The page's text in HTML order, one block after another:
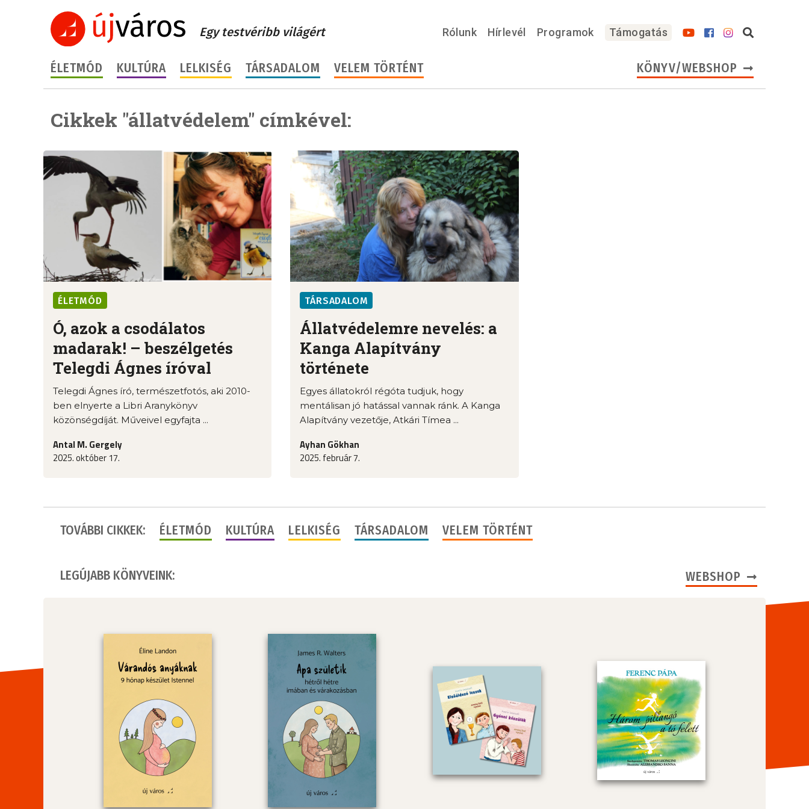
Egy testvéribb világért Rólunk Hírlevél Programok Támogatás
ÉLETMÓD KULTÚRA LELKISÉG TÁRSADALOM VELEM TÖRTÉNT KÖNYV/WEBSHOP
Cikkek "állatvédelem" címkével:
ÉLETMÓD
Ó, azok a csodálatos
madarak! – beszélgetés
Telegdi Ágnes íróval
Telegdi Ágnes író, természetfotós, aki 2010-
ben elnyerte a Libri Aranykönyv
közönségdíját. Műveivel egyfajta ...
Antal M. Gergely
2025. október 17.
TÁRSADALOM
Állatvédelemre nevelés: a
Kanga Alapítvány
története
Egyes állatokról régóta tudjuk, hogy
mentálisan jó hatással vannak ránk. A Kanga
Alapítvány vezetője, Atkári Tímea ...
Ayhan Gökhan
2025. február 7.
TOVÁBBI CIKKEK: ÉLETMÓD KULTÚRA LELKISÉG TÁRSADALOM VELEM TÖRTÉNT
LEGÚJABB KÖNYVEINK: WEBSHOP